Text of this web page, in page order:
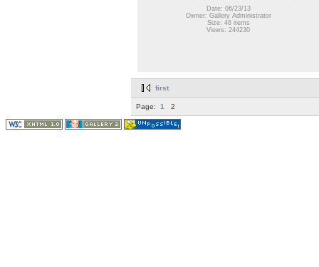
Date: 06/23/13
Owner: Gallery Administrator
Size: 46 items
Views: 244230
first
Page: 1 2